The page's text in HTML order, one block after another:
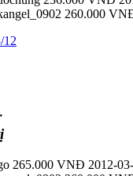
260.000
12
265.000 VNĐ 2012-